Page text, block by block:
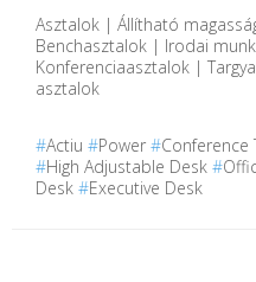
Asztalok | Állítható
Benchasztalok | Irodai
Konferenciaasztalok |
asztalok
#Actiu #Power #Conference
#High Adjustable Desk #
Desk #Executive Desk